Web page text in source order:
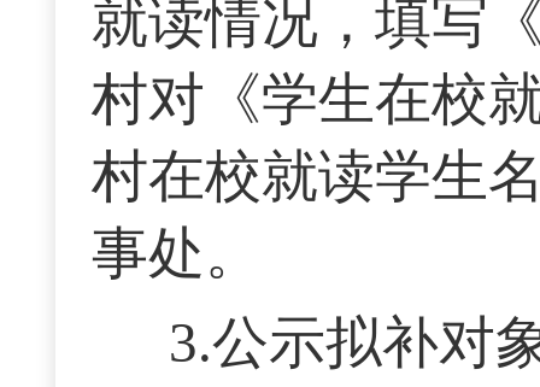
就读情况，填写
村对《学生在校
村在校就读学生
事处。
3.公示拟补对